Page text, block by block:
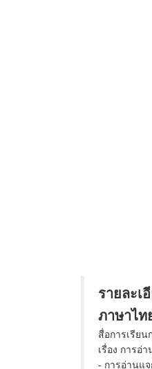
รายละเ
ภาษาไท
สื่อการเรีย
เรื่อง การอ่
- การอ่านแ